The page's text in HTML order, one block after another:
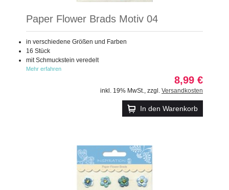
Paper Flower Brads Motiv 04
in verschiedene Größen und Farben
16 Stück
mit Schmuckstein veredelt
Mehr erfahren
8,99 €
inkl. 19% MwSt. zzgl. Versandkosten
In den Warenkorb